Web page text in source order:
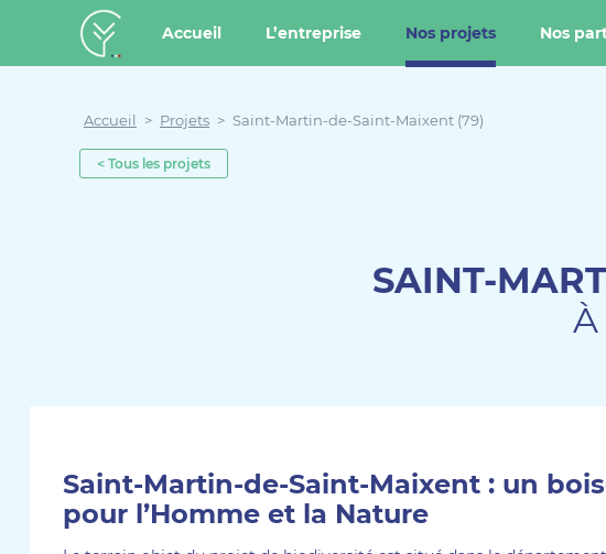
Créateur de forêt
Accueil L’entreprise Nos projets Nos
Accueil > Projets > Saint-Martin-de-Saint-Maixent (79)
< Tous les projets
SAINT-
Saint-Martin-de-Saint-Maixent : un
pour l’Homme et la Nature